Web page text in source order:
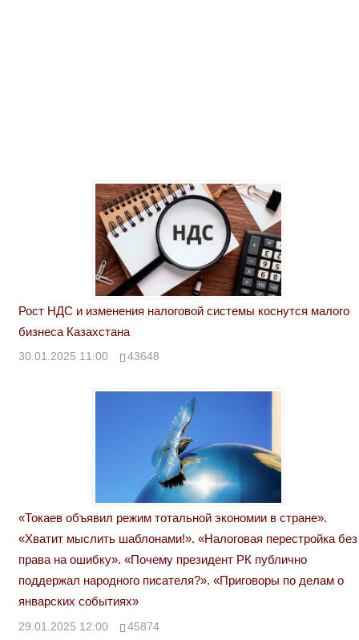
Рост НДС и изменения налоговой системы коснутся малого
бизнеса Казахстана
30.01.2025 11:00 43648
«Токаев объявил режим тотальной экономии в стране».
«Хватит мыслить шаблонами!». «Налоговая перестройка без
права на ошибку». «Почему президент РК публично
поддержал народного писателя?». «Приговоры по делам о
январских событиях»
29.01.2025 12:00 45874